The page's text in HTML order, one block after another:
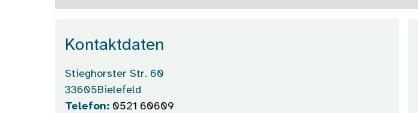
Kontaktdaten
Stieghorster Str. 60
33605Bielefeld
Telefon: 0521 60609